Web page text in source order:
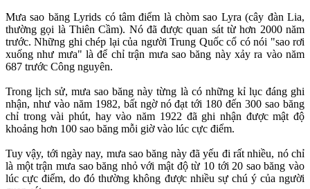
Mưa sao băng Lyrids có tâm điểm là chòm sao Lyra (cây đàn Lia,
thường gọi là Thiên Cầm). Nó đã được quan sát từ hơn 2000 năm
trước. Những ghi chép lại của người Trung Quốc cổ có nói "sao rơi
xuống như mưa" là để chỉ trận mưa sao băng này xảy ra vào năm
687 trước Công nguyên.
Trong lịch sử, mưa sao băng này từng là có những kỉ lục đáng ghi
nhận, như vào năm 1982, bất ngờ nó đạt tới 180 đến 300 sao băng
chỉ trong vài phút, hay vào năm 1922 đã ghi nhận được mật độ
khoảng hơn 100 sao băng mỗi giờ vào lúc cực điểm.
Tuy vậy, tới ngày nay, mưa sao băng này đã yếu đi rất nhiều, nó chỉ
là một trận mưa sao băng nhỏ với mật độ từ 10 tới 20 sao băng vào
lúc cực điểm, do đó thường không được nhiều sự chú ý của người